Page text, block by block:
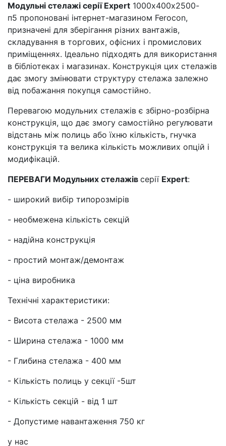
Модульні стелажі серії Expert 1000х400х2500-
п5 пропоновані інтернет-магазином Ferocon,
призначені для зберігання різних вантажів,
складування в торгових, офісних і промислових
приміщеннях. Ідеально підходять для використання
в бібліотеках і магазинах. Конструкція цих стелажів
дає змогу змінювати структуру стелажа залежно
від побажання покупця самостійно.
Перевагою модульних стелажів є збірно-розбірна
конструкція, що дає змогу самостійно регулювати
відстань між полиць або їхню кількість, гнучка
конструкція та велика кількість можливих опцій і
модифікацій.
ПЕРЕВАГИ Модульних стелажів серії Expert:
- широкий вибір типорозмірів
- необмежена кількість секцій
- надійна конструкція
- простий монтаж/демонтаж
- ціна виробника
Технічні характеристики:
- Висота стелажа - 2500 мм
- Ширина стелажа - 1000 мм
- Глибина стелажа - 400 мм
- Кількість полиць у секції -5шт
- Кількість секцій - від 1 шт
- Допустиме навантаження 750 кг
у нас